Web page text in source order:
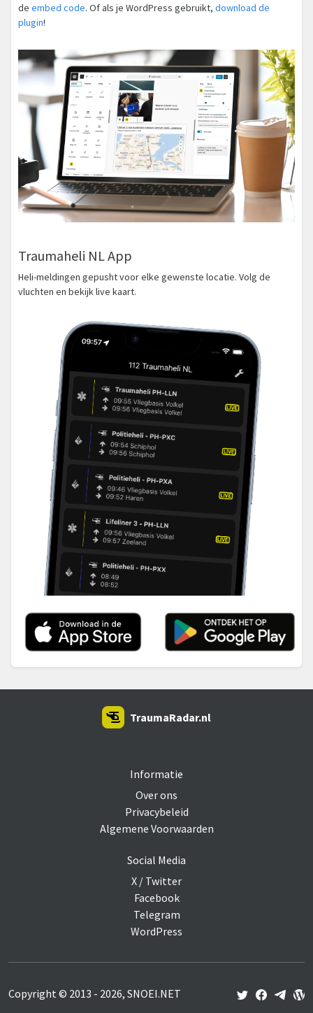
de embed code. Of als je WordPress gebruikt, download de
plugin!
Traumaheli NL App
Heli-meldingen gepusht voor elke gewenste locatie. Volg de
vluchten en bekijk live kaart.
Informatie
Over ons
Privacybeleid
Algemene Voorwaarden
Social Media
X / Twitter
Facebook
Telegram
WordPress
TraumaRadar.nl
Copyright © 2013 - 2026, SNOEI.NET